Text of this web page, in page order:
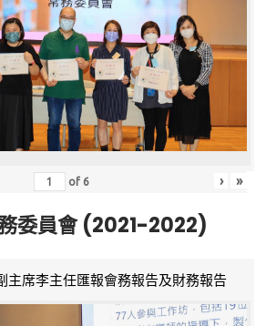
of 6 › »
委員會 (2021-2022)
主席李主任匯報會務報告及財務報告